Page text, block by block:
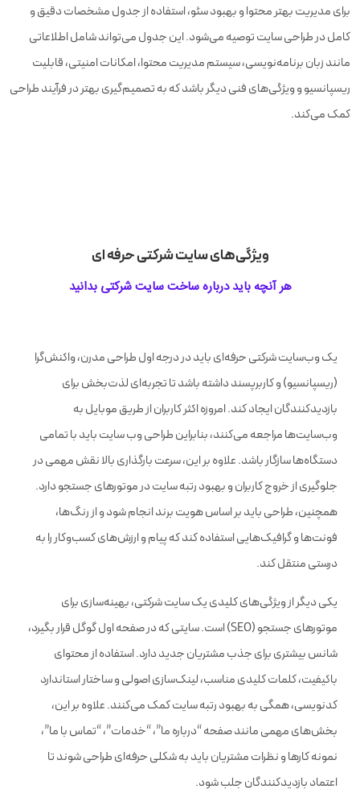
تنظیمات امنیتی
آمار بازديدكنندگان
نصب ابزار حرفه ای سئو تماس
سامانه چت آنلاین سایت
گالری محصولات
معرفی محصولات و خدمات
صفحه درباره ما و معرفی
نمونه کارهای انجام شده تماس
امکان ایجاد نظرسنجی تماس
آموزش کار با ابزار سئو تماس
طراحی سفارشی لوگو
انواع فرم ثبت اطلاعات کاربران تماس
طراحی فرم پذیرش نمایندگی تماس
طراحی فرم استخدام
اطلاعات کارکنان و چارت سازمانی
طراحی اختصاصی فرم تماس
برای مدیریت بهتر محتوا و بهبود سئو، استفاده از جدول مشخصات دقیق و
کامل در طراحی سایت توصیه می‌شود. این جدول می‌تواند شامل اطلاعاتی
مانند زبان برنامه‌نویسی، سیستم مدیریت محتوا، امکانات امنیتی، قابلیت
ریسپانسیو و ویژگی‌های فنی دیگر باشد که به تصمیم‌گیری بهتر در فرآیند طراحی
کمک می‌کند.
ویژگی‌های سایت شرکتی حرفه ای
هر آنچه باید درباره ساخت سایت شرکتی بدانید
یک وب‌سایت شرکتی حرفه‌ای باید در درجه اول طراحی مدرن، واکنش‌گرا
(ریسپانسیو) و کاربرپسند داشته باشد تا تجربه‌ای لذت‌بخش برای
بازدیدکنندگان ایجاد کند. امروزه اکثر کاربران از طریق موبایل به
وب‌سایت‌ها مراجعه می‌کنند، بنابراین طراحی وب سایت باید با تمامی
دستگاه‌ها سازگار باشد. علاوه بر این، سرعت بارگذاری بالا نقش مهمی در
جلوگیری از خروج کاربران و بهبود رتبه سایت در موتورهای جستجو دارد.
همچنین، طراحی باید بر اساس هویت برند انجام شود و از رنگ‌ها،
فونت‌ها و گرافیک‌هایی استفاده کند که پیام و ارزش‌های کسب‌وکار را به
درستی منتقل کند.
یکی دیگر از ویژگی‌های کلیدی یک سایت شرکتی، بهینه‌سازی برای
موتورهای جستجو (SEO) است. سایتی که در صفحه اول گوگل قرار بگیرد،
شانس بیشتری برای جذب مشتریان جدید دارد. استفاده از محتوای
باکیفیت، کلمات کلیدی مناسب، لینک‌سازی اصولی و ساختار استاندارد
کدنویسی، همگی به بهبود رتبه سایت کمک می‌کنند. علاوه بر این،
بخش‌های مهمی مانند صفحه “درباره ما”، “خدمات”، “تماس با ما”،
نمونه کارها و نظرات مشتریان باید به شکلی حرفه‌ای طراحی شوند تا
اعتماد بازدیدکنندگان جلب شود.